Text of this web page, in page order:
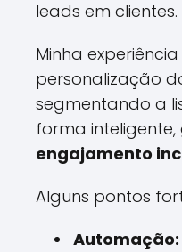
leads em clientes.
Minha
personalização
segmentando a
forma
engajamento
Alguns pontos
Automação: